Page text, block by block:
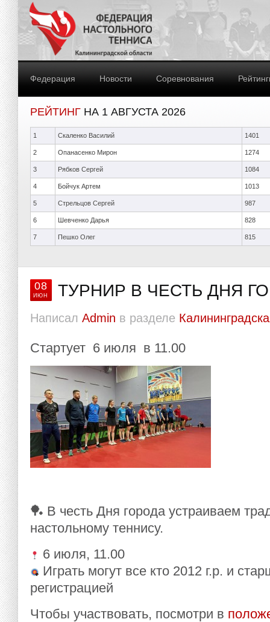
Федерация Новости Соревнования
РЕЙТИНГ НА 1 АВГУСТА 2026
1 Скаленко Василий 1401
2 Опанасенко Мирон 1274
3 Рябков Сергей 1084
4 Бойчук Артем 1013
5 Стрельцов Сергей 987
6 Шевченко Дарья 828
7 Пешко Олег 815
08
ИЮН ТУРНИР В ЧЕСТЬ ДНЯ
Написал Admin в разделе
Стартует 6 июля в 11.00
🏓 В честь Дня города устраиваем
настольному теннису.
6 июля, 11.00
Играть могут все кто 2012 г.р. и
регистрацией
Чтобы участвовать, посмотри в